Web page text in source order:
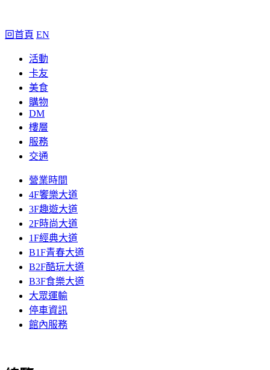
回首頁 EN
活動
卡友
美食
購物
DM
樓層
服務
交通
營業時間
4F饗樂大道
3F趣遊大道
2F時尚大道
1F經典大道
B1F青春大道
B2F酷玩大道
B3F食樂大道
大眾運輸
停車資訊
館內服務